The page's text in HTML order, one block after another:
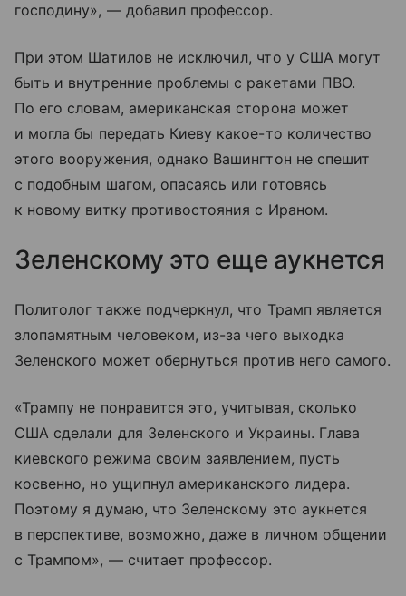
господину», — добавил профессор.
При этом Шатилов не исключил, что у США могут
быть и внутренние проблемы с ракетами ПВО.
По его словам, американская сторона может
и могла бы передать Киеву какое-то количество
этого вооружения, однако Вашингтон не спешит
с подобным шагом, опасаясь или готовясь
к новому витку противостояния с Ираном.
Зеленскому это еще аукнется
Политолог также подчеркнул, что Трамп является
злопамятным человеком, из-за чего выходка
Зеленского может обернуться против него самого.
«Трампу не понравится это, учитывая, сколько
США сделали для Зеленского и Украины. Глава
киевского режима своим заявлением, пусть
косвенно, но ущипнул американского лидера.
Поэтому я думаю, что Зеленскому это аукнется
в перспективе, возможно, даже в личном общении
с Трампом», — считает профессор.